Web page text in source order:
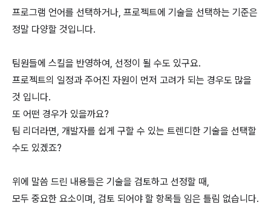
프로그램 언어를 선택하거나, 프로젝트에 기술을 선택하는 기준은
정말 다양할 것입니다.
팀원들에 스킬을 반영하여, 선정이 될 수도 있구요.
프로젝트의 일정과 주어진 자원이 먼저 고려가 되는 경우도 많을
것 입니다.
또 어떤 경우가 있을까요?
팀 리더라면, 개발자를 쉽게 구할 수 있는 트렌디한 기술을 선택할
수도 있겠죠?
위에 말씀 드린 내용들은 기술을 검토하고 선정할 때,
모두 중요한 요소이며, 검토 되어야 할 항목들 임은 틀림 없습니다.